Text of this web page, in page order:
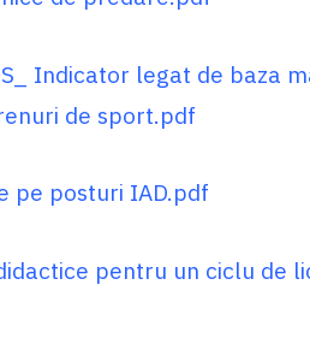
Indicator legat de baza
de sport.pdf
pe posturi IAD.pdf
pentru un ciclu de